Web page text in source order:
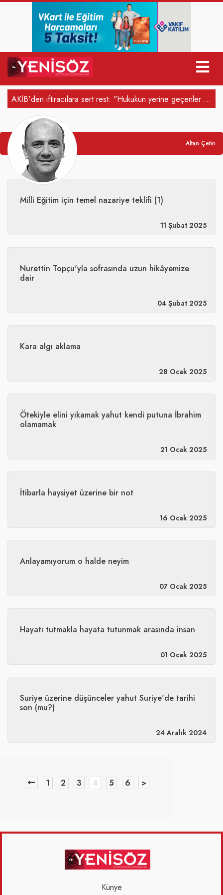
​AKİB'den iftiracılara sert rest: "Hukukun yerine geçenler bunun bedelini yargı önünde…
Altan Çetin
​Milli Eğitim için temel nazariye teklifi (1)
11 Şubat 2025
​Nurettin Topçu'yla sofrasında uzun hikâyemize
dair
04 Şubat 2025
​Kara algı aklama
28 Ocak 2025
Ötekiyle elini yıkamak yahut kendi putuna İbrahim
olamamak
21 Ocak 2025
​İtibarla haysiyet üzerine bir not
16 Ocak 2025
​Anlayamıyorum o halde neyim
07 Ocak 2025
Hayatı tutmakla hayata tutunmak arasında insan
01 Ocak 2025
Suriye üzerine düşünceler yahut Suriye'de tarihi
son (mu?)
24 Aralık 2024
1 2 3 4 5 6 >
Künye